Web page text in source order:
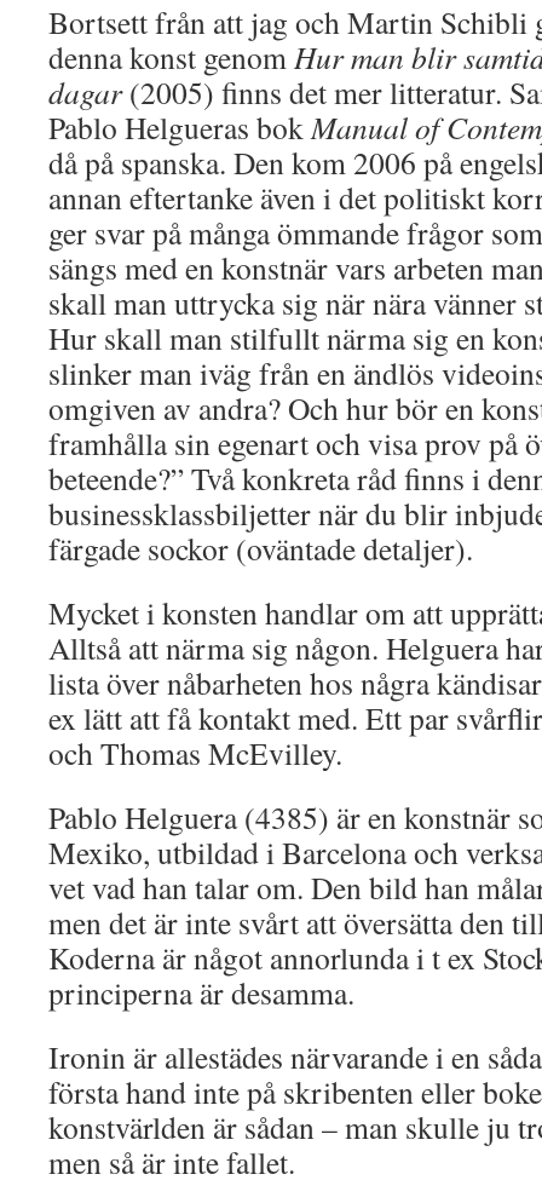
Bortsett från att jag och Martin
denna konst genomHur man blir
dagar(2005) finns det mer litteratur.
Pablo Helgueras bokManual of
då på spanska. Den kom 2006 på
annan eftertanke även i det politiskt
ger svar på många ömmande frågor
sängs med en konstnär vars arbeten
skall man uttrycka sig när nära vänner
Hur skall man stilfullt närma sig en
slinker man iväg från en ändlös
omgiven av andra? Och hur bör en
framhålla sin egenart och visa prov på
beteende?” Två konkreta råd finns i
businessklassbiljetter när du blir
färgade sockor (oväntade detaljer).
Mycket i konsten handlar om att
Alltså att närma sig någon. Helguera
lista över nåbarheten hos några
ex lätt att få kontakt med. Ett par
och Thomas McEvilley.
Pablo Helguera (4385) är en konstnär
Mexiko, utbildad i Barcelona och
vet vad han talar om. Den bild han
men det är inte svårt att översätta den
Koderna är något annorlunda i t ex
principerna är desamma.
Ironin är allestädes närvarande i en
första hand inte på skribenten eller
konstvärlden är sådan – man skulle ju
men så är inte fallet.